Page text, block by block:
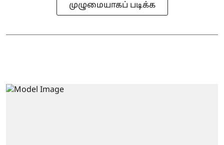
முழுமையாகப் படிக்க